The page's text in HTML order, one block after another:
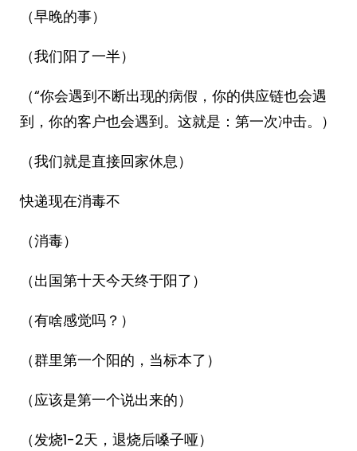
（早晚的事）
（我们阳了一半）
（“你会遇到不断出现的病假，你的供应链也会遇
到，你的客户也会遇到。这就是：第一次冲击。）
（我们就是直接回家休息）
快递现在消毒不
（消毒）
（出国第十天今天终于阳了）
（有啥感觉吗？）
（群里第一个阳的，当标本了）
（应该是第一个说出来的）
（发烧1-2天，退烧后嗓子哑）